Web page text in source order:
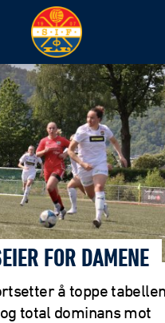
FOR DAMENE
å toppe
total dominans mot